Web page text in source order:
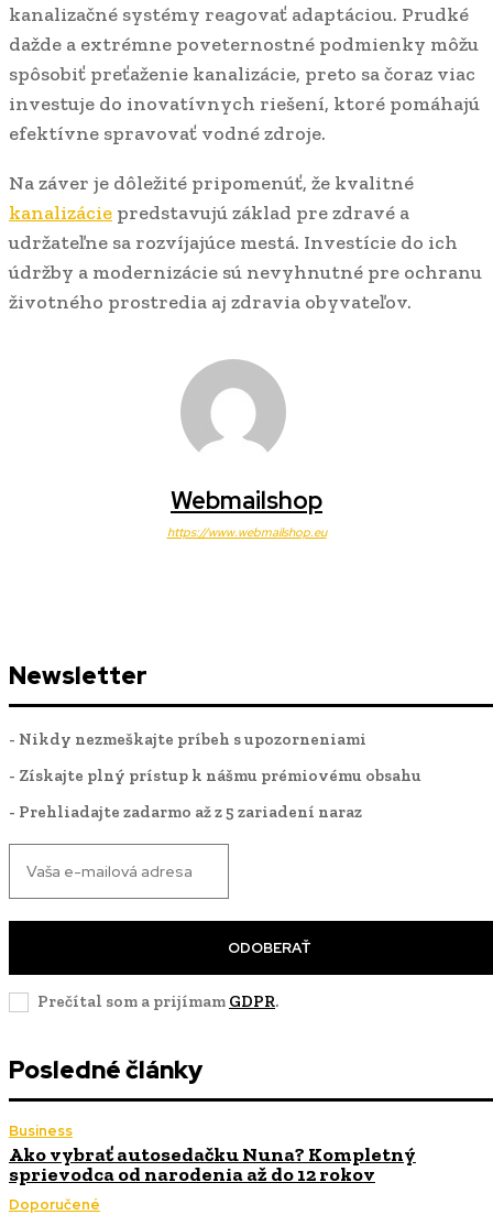
kanalizačné systémy reagovať adaptáciou. Prudké
dažde a extrémne poveternostné podmienky môžu
spôsobiť preťaženie kanalizácie, preto sa čoraz viac
investuje do inovatívnych riešení, ktoré pomáhajú
efektívne spravovať vodné zdroje.
Na záver je dôležité pripomenúť, že kvalitné
kanalizácie predstavujú základ pre zdravé a
udržateľne sa rozvíjajúce mestá. Investície do ich
údržby a modernizácie sú nevyhnutné pre ochranu
životného prostredia aj zdravia obyvateľov.
Webmailshop
https://www.webmailshop.eu
Newsletter
- Nikdy nezmeškajte príbeh s upozorneniami
- Získajte plný prístup k nášmu prémiovému obsahu
- Prehliadajte zadarmo až z 5 zariadení naraz
ODOBERAŤ
Prečítal som a prijímam GDPR.
Posledné články
Business
Ako vybrať autosedačku Nuna? Kompletný
sprievodca od narodenia až do 12 rokov
Doporučené